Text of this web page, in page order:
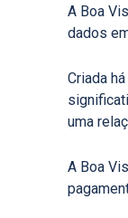
A Boa
dados
Criada
uma
A Boa